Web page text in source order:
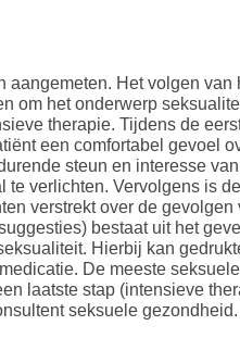
aangemeten. Het volgen van
om het onderwerp
therapie. Tijdens de
een comfortabel gevoel
steun en interesse
verlichten. Vervolgens is
verstrekt over de gevolgen
bestaat uit het
Hierbij kan
De meeste
laatste stap (intensieve
seksuele gezondheid.